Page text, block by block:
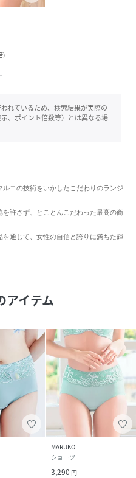
)
れているため、検索結果が実際の
、ポイント倍数等）とは異なる場
コの技術をいかしたこだわりのランジ
許さず、とことんこだわった最高の商
通じて、女性の自信と誇りに満ちた輝
アイテム
MARUKO
ショーツ
3,290 円